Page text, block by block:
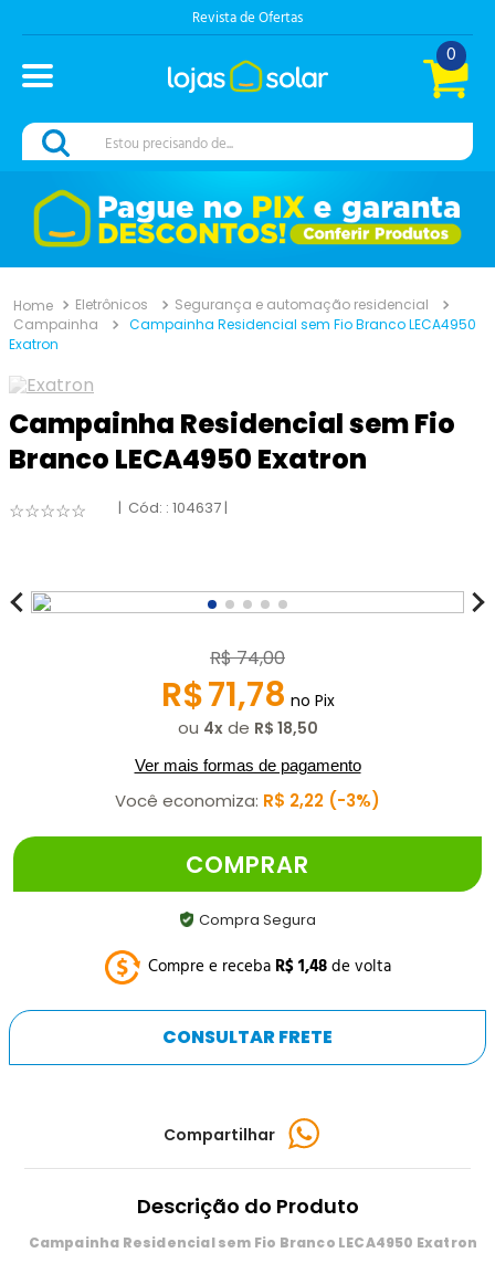
Revista de Ofertas
0
Estou precisando de...
Eletrônicos
Segurança e automação residencial
Campainha
Campainha Residencial sem Fio Branco LECA4950
Exatron
Campainha Residencial sem Fio
Branco LECA4950 Exatron
☆☆☆☆☆ : 104637
R$74,00
R$71,78 no Pix
ou 4 de R$ 18,50
Ver mais formas de pagamento
Você economiza: R$ 2,22 3%
COMPRAR
Compra Segura
Compre e receba R$1,48de volta
CONSULTAR FRETE
Compartilhar
Descrição do Produto
Campainha Residencial sem Fio Branco LECA4950 Exatron